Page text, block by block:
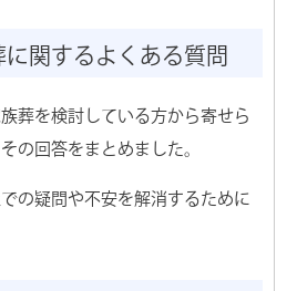
関するよくある質問
葬を検討している方から寄せら
の回答をまとめました。
の疑問や不安を解消するために